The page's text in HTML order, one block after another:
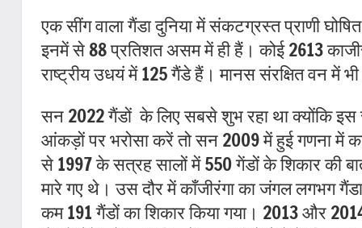
एक सींग वाला गैंडा दुनिया में संकटग्रस्त प्राणी घोषित
इनमें से 88 प्रतिशत असम में ही हैं। कोई 2613
राष्ट्रीय उधयं में 125 गैंडे हैं। मानस संरक्षित वन में
सन 2022 गैंडों के लिए सबसे शुभ रहा था क्योंकि इस
आंकड़ों पर भरोसा करें तो सन 2009 में हुई गणना में
से 1997 के सत्रह सालों में 550 गेंडों के शिकार की
मारे गए थे। उस दौर में काँजीरंगा का जंगल लगभग
कम 191 गैंडों का शिकार किया गया। 2013 और